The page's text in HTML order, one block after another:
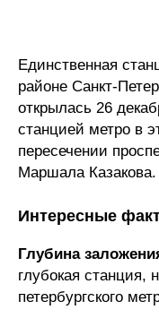
Единственная
районе Санкт-
открылась 26
станцией метро в
пересечении
Маршала Казакова.
Интересные
Глубина
глубокая станция,
петербургского